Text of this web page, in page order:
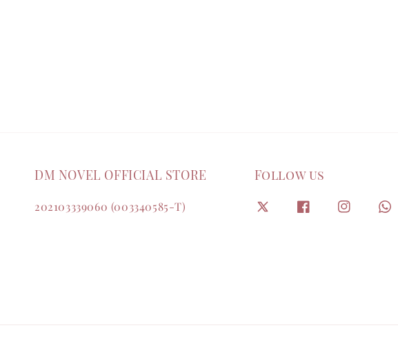
DM NOVEL OFFICIAL STORE
202103339060 (003340585-T)
Follow us